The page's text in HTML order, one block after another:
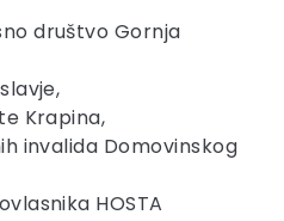
društvo Gornja
Krapina,
invalida Domovinskog
HOSTA